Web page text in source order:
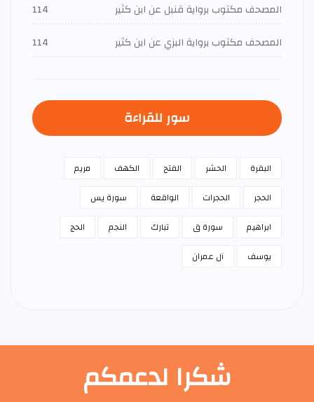
المصحف مكتوب برواية قنبل عن ابن كثير
114
المصحف مكتوب برواية البزي عن ابن كثير
114
سور للقراءة
البقرة الحشر الفتح الكهف
مريم
الحجر
الحجرات الواقعة
سورة يس
ابراهيم
سورة ق تبارك النجم
الحج
يوسف
آل عمران
شكرا لدعمكم